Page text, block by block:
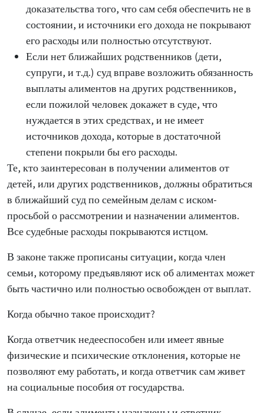
доказательства того, что сам себя обеспечить не в
состоянии, и источники его дохода не покрывают
его расходы или полностью отсутствуют.
Если нет ближайших родственников (дети,
супруги, и т.д.) суд вправе возложить обязанность
выплаты алиментов на других родственников,
если пожилой человек докажет в суде, что
нуждается в этих средствах, и не имеет
источников дохода, которые в достаточной
степени покрыли бы его расходы.
Те, кто заинтересован в получении алиментов от
детей, или других родственников, должны обратиться
в ближайший суд по семейным делам с иском-
просьбой о рассмотрении и назначении алиментов.
Все судебные расходы покрываются истцом.
В законе также прописаны ситуации, когда член
семьи, которому предъявляют иск об алиментах может
быть частично или полностью освобожден от выплат.
Когда обычно такое происходит?
Когда ответчик недееспособен или имеет явные
физические и психические отклонения, которые не
позволяют ему работать, и когда ответчик сам живет
на социальные пособия от государства.